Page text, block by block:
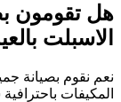
هل تقومون
الاسبلت
نعم نقوم بصيانة
المكيفات